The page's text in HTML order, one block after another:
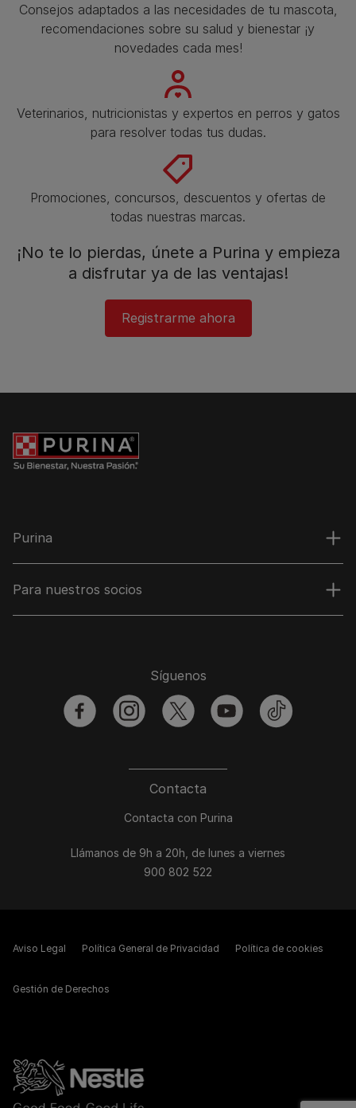
Consejos adaptados a las necesidades de tu mascota,
recomendaciones sobre su salud y bienestar ¡y
novedades cada mes!
Veterinarios, nutricionistas y expertos en perros y gatos
para resolver todas tus dudas.​
Promociones, concursos, descuentos y ofertas de
todas nuestras marcas.​
¡No te lo pierdas, únete a Purina y empieza
a disfrutar ya de las ventajas!​
Registrarme ahora
Purina
Para nuestros socios
Contacta
Contacta con Purina
Llámanos de 9h a 20h, de lunes a viernes
900 802 522
Síguenos
facebookinstagramtwitter youtubetiktok
Aviso Legal Política General de Privacidad Política de cookies
Gestión de Derechos